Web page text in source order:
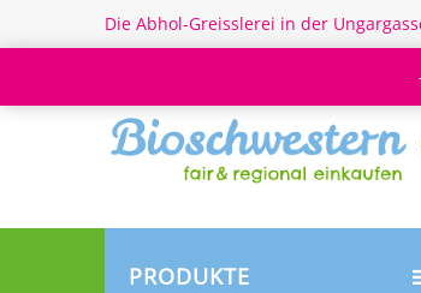
Die Abhol-Greisslerei in der
PRODUKTE